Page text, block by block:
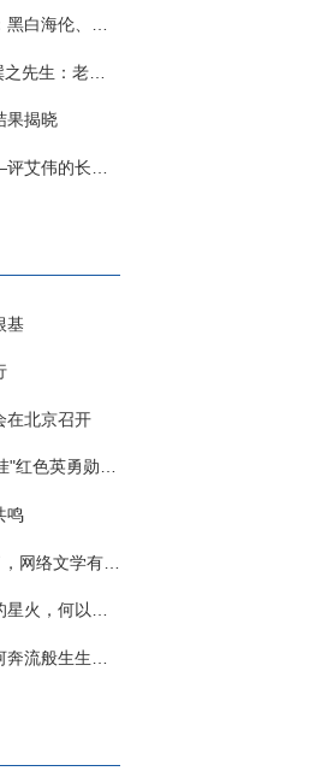
别针与神秘入侵者
朱向前侧记三题
果揭晓
小说《春歌》
基
在北京召开
色英勇勋章"
鸣
有了哪些新变化？
何以燎原？
般生生不息